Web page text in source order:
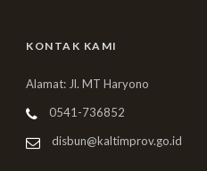
KONTAK KAMI
Alamat: Jl. MT Haryono
0541-736852
disbun@kaltimprov.go.id